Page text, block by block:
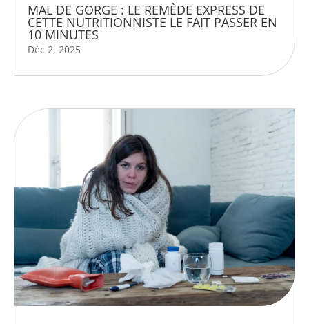
MAL DE GORGE : LE REMÈDE EXPRESS DE
CETTE NUTRITIONNISTE LE FAIT PASSER EN
10 MINUTES
Déc 2, 2025